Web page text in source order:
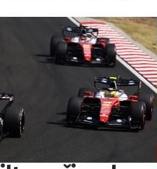
technikou i startem
Mercedes o šanci